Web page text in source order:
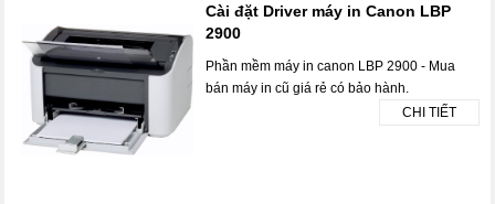
Cài đặt Driver máy in Canon LBP
2900
Phần mềm máy in canon LBP 2900 - Mua
bán máy in cũ giá rẻ có bảo hành.
CHI TIẾT